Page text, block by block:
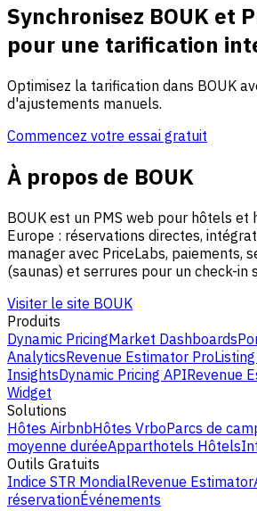
Synchronisez BOUK et
pour une tarification
Optimisez la tarification dans BOUK
d'ajustements manuels.
Commencez votre essai gratuit
À propos de BOUK
BOUK est un PMS web pour hôtels et
Europe : réservations directes,
manager avec PriceLabs, paiements,
(saunas) et serrures pour un check-in
Visiter le site BOUK
Produits
Dynamic PricingMarket Dashboards
AnalyticsRevenue Estimator Pro
InsightsDynamic Pricing APIRevenue
Widget
Solutions
Hôtes AirbnbHôtes VrboParcs de
moyenne duréeApparthotels Hôtels
Outils Gratuits
Indice STR MondialRevenue Estimator
réservationÉvénements